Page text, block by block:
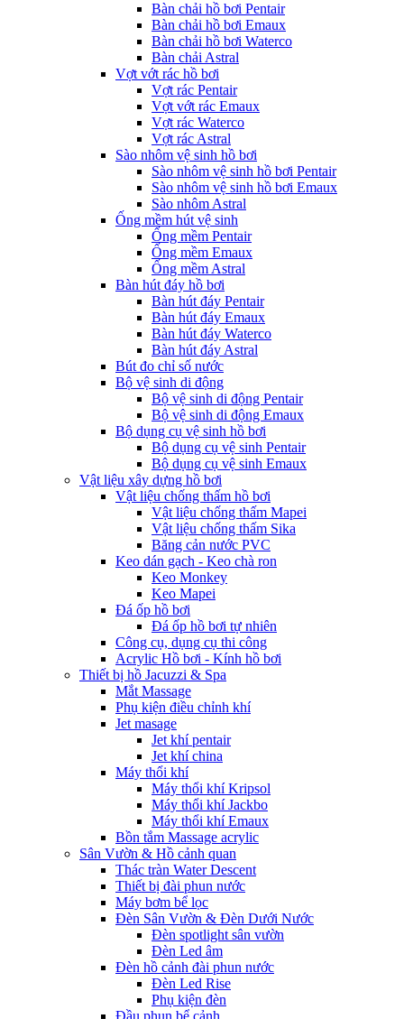
Bàn chải hồ bơi Pentair
Bàn chải hồ bơi Emaux
Bàn chải hồ bơi Waterco
Bàn chải Astral
Vợt vớt rác hồ bơi
Vợt rác Pentair
Vợt vớt rác Emaux
Vợt rác Waterco
Vợt rác Astral
Sào nhôm vệ sinh hồ bơi
Sào nhôm vệ sinh hồ bơi Pentair
Sào nhôm vệ sinh hồ bơi Emaux
Sào nhôm Astral
Ống mềm hút vệ sinh
Ống mềm Pentair
Ống mềm Emaux
Ống mềm Astral
Bàn hút đáy hồ bơi
Bàn hút đáy Pentair
Bàn hút đáy Emaux
Bàn hút đáy Waterco
Bàn hút đáy Astral
Bút đo chỉ số nước
Bộ vệ sinh di động
Bộ vệ sinh di động Pentair
Bộ vệ sinh di động Emaux
Bộ dụng cụ vệ sinh hồ bơi
Bộ dụng cụ vệ sinh Pentair
Bộ dụng cụ vệ sinh Emaux
Vật liệu xây dựng hồ bơi
Vật liệu chống thấm hồ bơi
Vật liệu chống thấm Mapei
Vật liệu chống thấm Sika
Băng cản nước PVC
Keo dán gạch - Keo chà ron
Keo Monkey
Keo Mapei
Đá ốp hồ bơi
Đá ốp hồ bơi tự nhiên
Công cụ, dụng cụ thi công
Acrylic Hồ bơi - Kính hồ bơi
Thiết bị hồ Jacuzzi & Spa
Mắt Massage
Phụ kiện điều chỉnh khí
Jet masage
Jet khí pentair
Jet khí china
Máy thổi khí
Máy thổi khí Kripsol
Máy thổi khí Jackbo
Máy thổi khí Emaux
Bồn tắm Massage acrylic
Sân Vườn & Hồ cảnh quan
Thác tràn Water Descent
Thiết bị đài phun nước
Máy bơm bể lọc
Đèn Sân Vườn & Đèn Dưới Nước
Đèn spotlight sân vườn
Đèn Led âm
Đèn hồ cảnh đài phun nước
Đèn Led Rise
Phụ kiện đèn
Đầu phun bể cảnh